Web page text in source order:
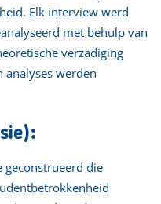
Elk interview werd
met behulp van
verzadiging
analyses werden
geconstrueerd die